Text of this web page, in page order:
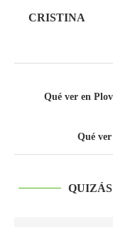
CRISTINA
Qué ver en
Qué